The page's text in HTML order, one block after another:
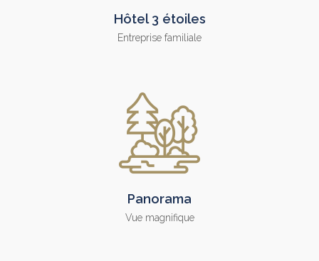
Hôtel 3 étoiles
Entreprise familiale
Panorama
Vue magnifique